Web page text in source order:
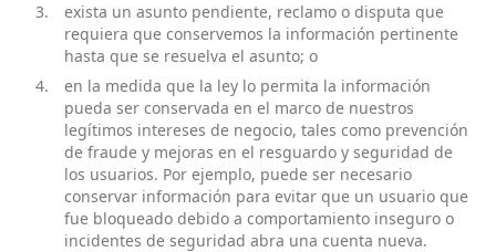
exista un asunto pendiente, reclamo o disputa que
requiera que conservemos la información pertinente
hasta que se resuelva el asunto; o
en la medida que la ley lo permita la información
pueda ser conservada en el marco de nuestros
legítimos intereses de negocio, tales como prevención
de fraude y mejoras en el resguardo y seguridad de
los usuarios. Por ejemplo, puede ser necesario
conservar información para evitar que un usuario que
fue bloqueado debido a comportamiento inseguro o
incidentes de seguridad abra una cuenta nueva.